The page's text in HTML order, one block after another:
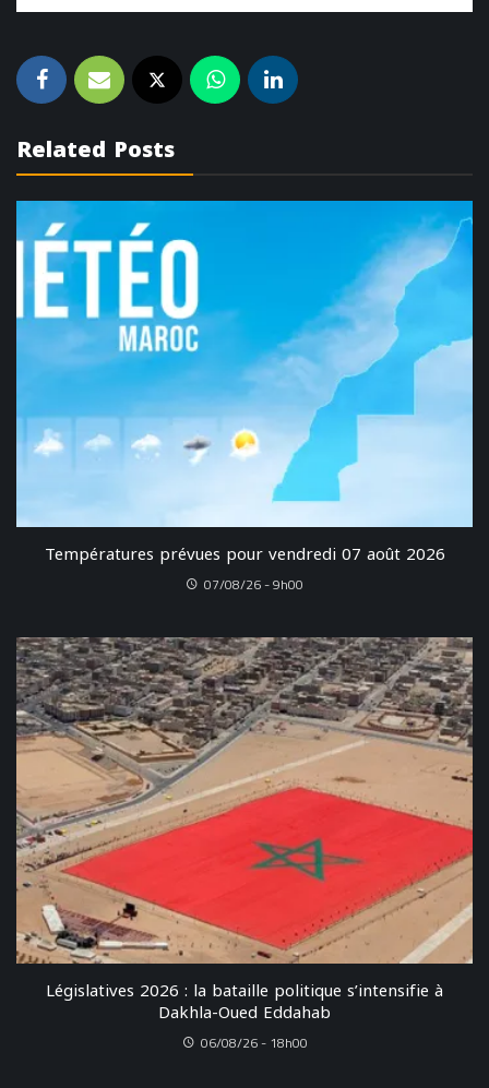
Related Posts
Températures prévues pour vendredi 07 août 2026
07/08/26 - 9h00
Législatives 2026 : la bataille politique s’intensifie à
Dakhla-Oued Eddahab
06/08/26 - 18h00